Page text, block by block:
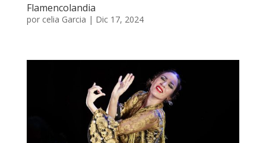
Flamencolandia
por celia Garcia | Dic 17, 2024